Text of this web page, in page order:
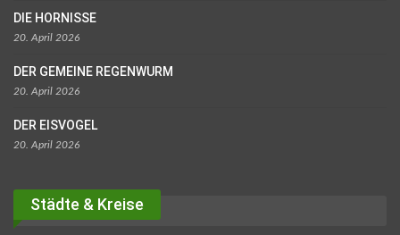
DIE HORNISSE
20. April 2026
DER GEMEINE REGENWURM
20. April 2026
DER EISVOGEL
20. April 2026
Städte & Kreise